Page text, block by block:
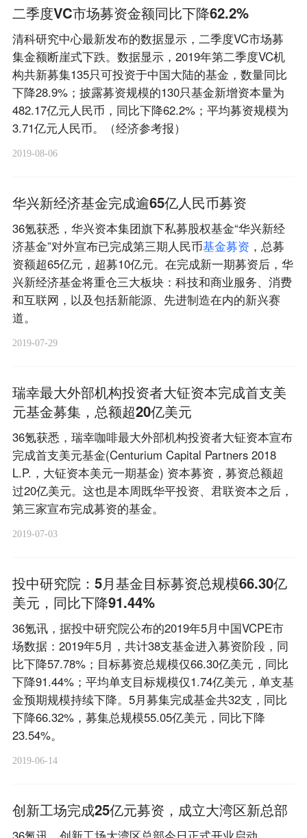
二季度VC市场募资金额同比下降62.2%
清科研究中心最新发布的数据显示，二季度VC市场募
集金额断崖式下跌。数据显示，2019年第二季度VC机
构共新募集135只可投资于中国大陆的基金，数量同比
下降28.9%；披露募资规模的130只基金新增资本量为
482.17亿元人民币，同比下降62.2%；平均募资规模为
3.71亿元人民币。（经济参考报）
2019-08-06
华兴新经济基金完成逾65亿人民币募资
36氪获悉，华兴资本集团旗下私募股权基金“华兴新经
济基金”对外宣布已完成第三期人民币基金募资 ，总募
资额超65亿元，超募10亿元。在完成新一期募资后，华
兴新经济基金将重仓三大板块：科技和商业服务、消费
和互联网，以及包括新能源、先进制造在内的新兴赛
道。
2019-07-29
瑞幸最大外部机构投资者大钲资本完成首支美
元基金募集，总额超20亿美元
36氪获悉，瑞幸咖啡最大外部机构投资者大钲资本宣布
完成首支美元基金(Centurium Capital Partners 2018
L.P.，大钲资本美元一期基金) 资本募资，募资总额超
过20亿美元。这也是本周既华平投资、君联资本之后，
第三家宣布完成募资的基金。
2019-07-03
投中研究院：5月基金目标募资总规模66.30亿
美元，同比下降91.44%
36氪讯，据投中研究院公布的2019年5月中国VCPE市
场数据：2019年5月，共计38支基金进入募资阶段，同
比下降57.78%；目标募资总规模仅66.30亿美元，同比
下降91.44%；平均单支目标规模仅1.74亿美元，单支基
金预期规模持续下降。5月募集完成基金共32支，同比
下降66.32%，募集总规模55.05亿美元，同比下降
23.54%。
2019-06-14
创新工场完成25亿元募资，成立大湾区新总部